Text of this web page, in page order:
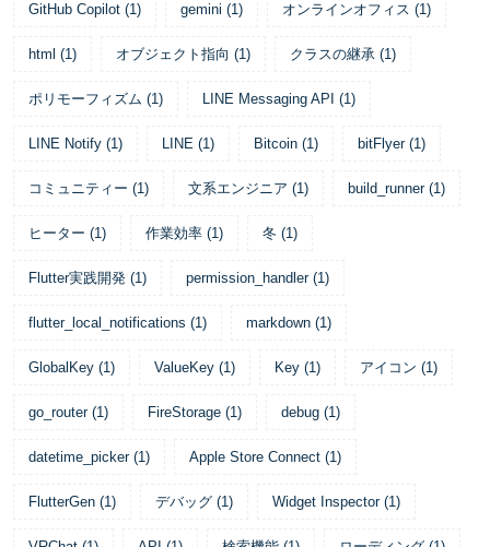
GitHub Copilot (1) gemini (1) オンラインオフィス (1)
html (1) オブジェクト指向 (1) クラスの継承 (1)
ポリモーフィズム (1) LINE Messaging API (1)
LINE Notify (1) LINE (1) Bitcoin (1) bitFlyer (1)
コミュニティー (1) 文系エンジニア (1) build_runner (1)
ヒーター (1) 作業効率 (1) 冬 (1)
Flutter実践開発 (1) permission_handler (1)
flutter_local_notifications (1) markdown (1)
GlobalKey (1) ValueKey (1) Key (1) アイコン (1)
go_router (1) FireStorage (1) debug (1)
datetime_picker (1) Apple Store Connect (1)
FlutterGen (1) デバッグ (1) Widget Inspector (1)